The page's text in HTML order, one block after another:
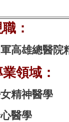
高雄總醫院
領域：
精神醫學
醫學